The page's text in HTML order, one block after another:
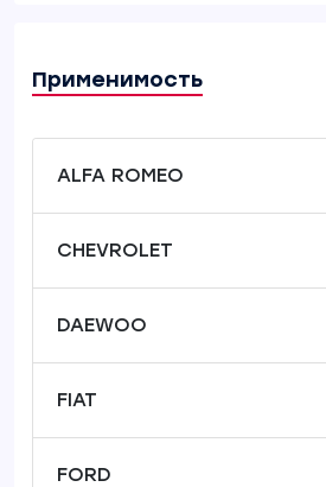
Применимость
ALFA ROMEO
CHEVROLET
DAEWOO
FIAT
FORD